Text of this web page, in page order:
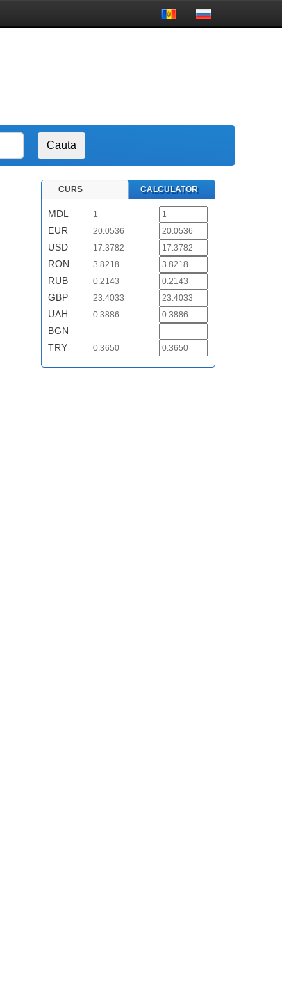
CURS CALCULATOR
MDL 1
EUR 20.0536
USD 17.3782
RON 3.8218
RUB 0.2143
GBP 23.4033
UAH 0.3886
BGN
TRY
0.3650